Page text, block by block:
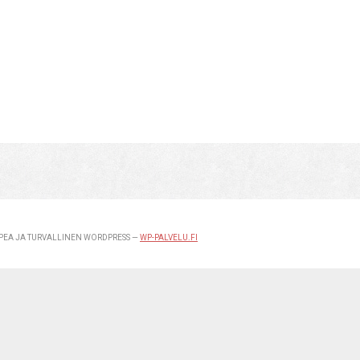
JA TURVALLINEN WORDPRESS — WP-PALVELU.FI